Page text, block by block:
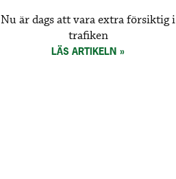
Nu är dags att vara extra försiktig i
trafiken
LÄS ARTIKELN